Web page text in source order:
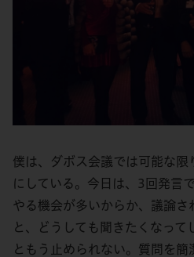
僕は、ダボス会議では可能な限
にしている。今日は、3回発言
やる機会が多いからか、議論さ
と、どうしても聞きたくなって
ともう止められない。質問を